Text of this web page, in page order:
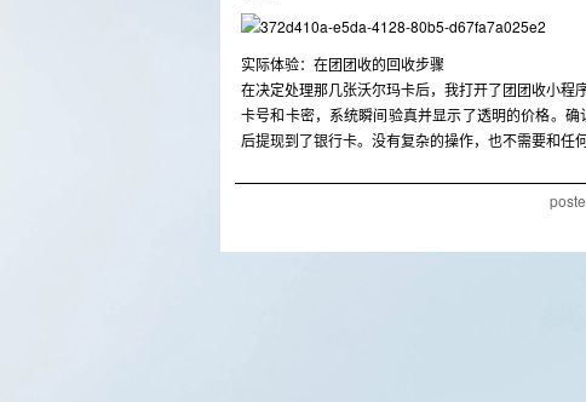
实际体验：在团团收的回收步骤
在决定处理那几张沃尔玛卡后，我打开了团团收小程
卡号和卡密，系统瞬间验真并显示了透明的价格。
后提现到了银行卡。没有复杂的操作，也不需要和任